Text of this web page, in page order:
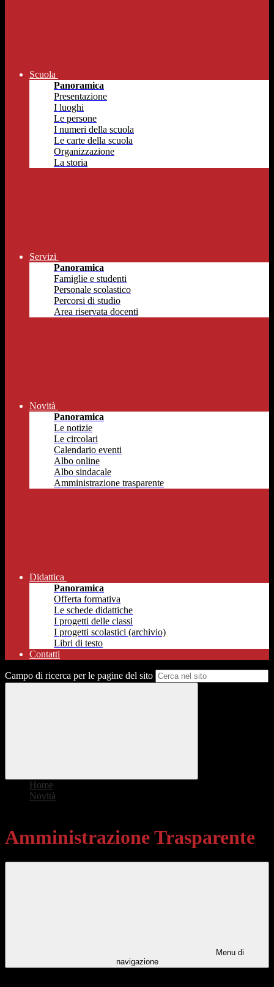
Scuola
Panoramica
Presentazione
I luoghi
Le persone
I numeri della scuola
Le carte della scuola
Organizzazione
La storia
Servizi
Panoramica
Famiglie e studenti
Personale scolastico
Percorsi di studio
Area riservata docenti
Novità
Panoramica
Le notizie
Le circolari
Calendario eventi
Albo online
Albo sindacale
Amministrazione trasparente
Didattica
Panoramica
Offerta formativa
Le schede didattiche
I progetti delle classi
I progetti scolastici (archivio)
Libri di testo
Contatti
Campo di ricerca per le pagine del sito
Home
Novità
Amministrazione Trasparente
Menu di
navigazione